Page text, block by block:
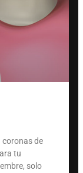
coronas de
tu
solo